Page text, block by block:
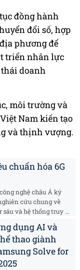
đồng hành
đổi số, hợp
phương để
triển nhân lực
doanh
môi trường và
Nam kiến tạo
và thịnh vượng.
chuẩn hóa 6G
nghệ châu Á ký
cứu chung về
và hệ thống truy ...
dụng AI và
thao giành
Solve for